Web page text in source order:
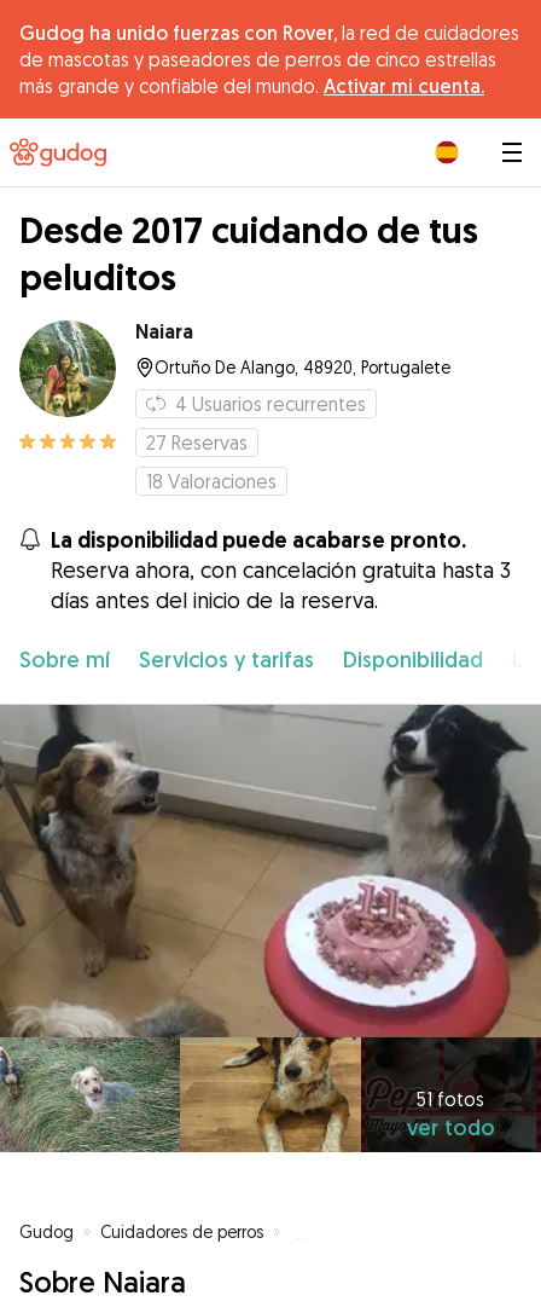
Gudog ha unido fuerzas con Rover, la red de cuidadores
de mascotas y paseadores de perros de cinco estrellas
más grande y confiable del mundo. Activar mi cuenta.
Desde 2017 cuidando de tus
peluditos
Naiara
Ortuño De Alango, 48920, Portugalete
4 Usuarios recurrentes
27 Reservas
18 Valoraciones
La disponibilidad puede acabarse pronto.
Reserva ahora, con cancelación gratuita hasta 3
días antes del inicio de la reserva.
Sobre mí Servicios y tarifas Disponibilidad
51 fotos
ver todo
Gudog » Cuidadores de perros »
Sobre Naiara